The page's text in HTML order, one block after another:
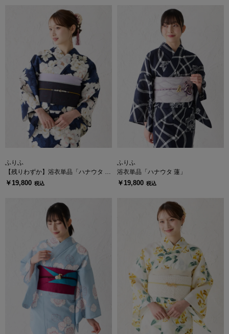
ふりふ
【残りわずか】浴衣単品「ハナウタ 芍
薬」
￥19,800 税込
ふりふ
浴衣単品「ハナウタ 蓮」
￥19,800 税込